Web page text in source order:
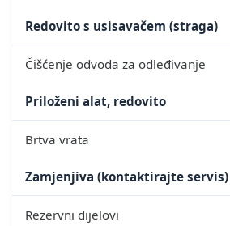
Redovito s usisavačem (straga)
Čišćenje odvoda za odleđivanje
Priloženi alat, redovito
Brtva vrata
Zamjenjiva (kontaktirajte servis)
Rezervni dijelovi